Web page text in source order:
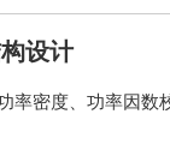
设计
率密度、功率因数